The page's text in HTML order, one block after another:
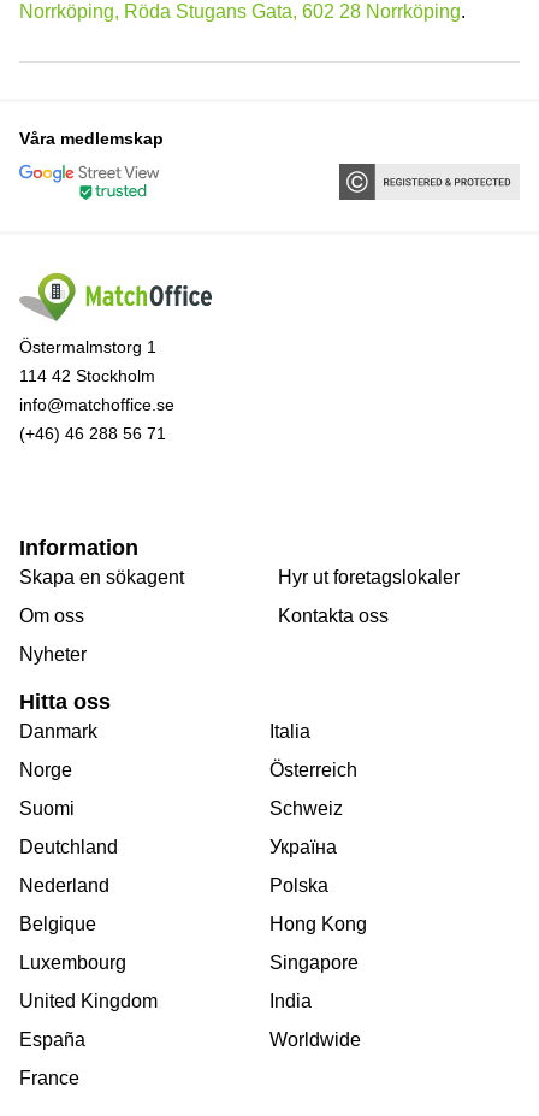
Norrköping, Röda Stugans Gata, 602 28 Norrköping.
Våra medlemskap
Östermalmstorg 1
114 42 Stockholm
info@matchoffice.se
(+46) 46 288 56 71
Information
Skapa en sökagent
Om oss
Nyheter
Hyr ut foretagslokaler
Kontakta oss
Hitta oss
Danmark
Norge
Suomi
Deutchland
Nederland
Belgique
Luxembourg
United Kingdom
España
France
Italia
Österreich
Schweiz
Україна
Polska
Hong Kong
Singapore
India
Worldwide